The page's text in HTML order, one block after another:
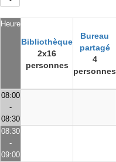
Heure
Bibliothèque
2x16
personnes
Bureau
partagé
4
personnes
08:00
-
08:30
08:30
-
09:00